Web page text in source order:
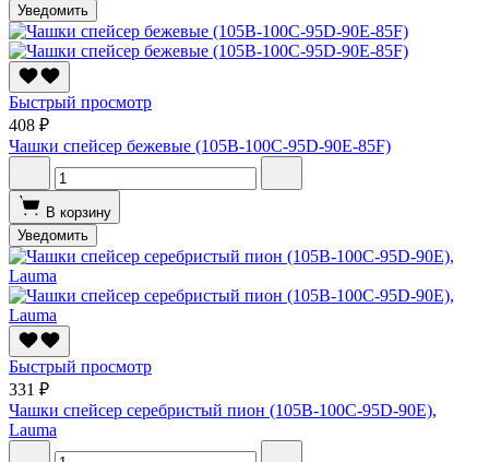
Уведомить
Быстрый просмотр
408 ₽
Чашки спейсер бежевые (105B-100C-95D-90E-85F)
В корзину
Уведомить
Быстрый просмотр
331 ₽
Чашки спейсер серебристый пион (105B-100C-95D-90E),
Lauma